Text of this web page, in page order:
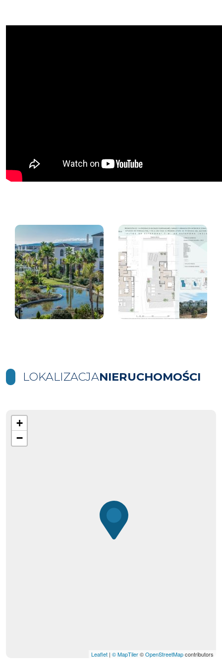
LOKALIZACJANIERUCHOMOŚCI
+
−
Leaflet | © MapTiler©OpenStreetMapcontributors